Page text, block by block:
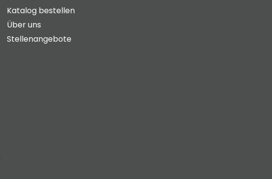
Katalog bestellen
Über uns
Stellenangebote